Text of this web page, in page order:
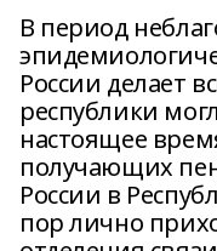
В период
России делает
республики
настоящее
получающих
России в
пор лично